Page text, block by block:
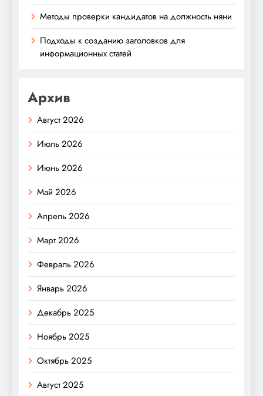
Методы проверки кандидатов на должность няни
Подходы к созданию заголовков для
информационных статей
Архив
Август 2026
Июль 2026
Июнь 2026
Май 2026
Апрель 2026
Март 2026
Февраль 2026
Январь 2026
Декабрь 2025
Ноябрь 2025
Октябрь 2025
Август 2025